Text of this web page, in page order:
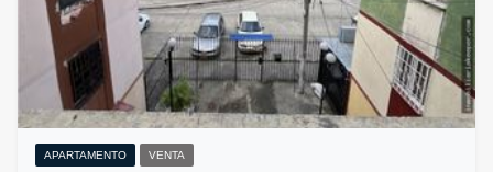
APARTAMENTO VENTA